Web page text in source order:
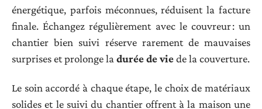
énergétique, parfois méconnues, réduisent la facture
finale. Échangez régulièrement avec le couvreur : un
chantier bien suivi réserve rarement de mauvaises
surprises et prolonge la durée de viede la couverture.
Le soin accordé à chaque étape, le choix de matériaux
solides et le suivi du chantier offrent à la maison une